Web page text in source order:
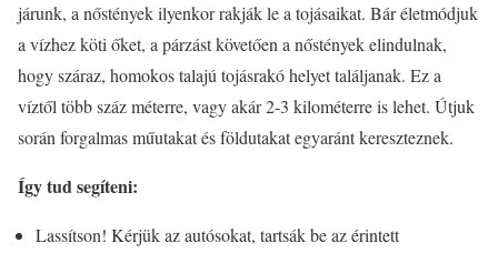
járunk, a nőstények ilyenkor rakják le a tojásaikat. Bár életmódjuk
a vízhez köti őket, a párzást követően a nőstények elindulnak,
hogy száraz, homokos talajú tojásrakó helyet találjanak. Ez a
víztől több száz méterre, vagy akár 2-3 kilométerre is lehet. Útjuk
során forgalmas műutakat és földutakat egyaránt kereszteznek.
Így tud segíteni:
Lassítson! Kérjük az autósokat, tartsák be az érintett